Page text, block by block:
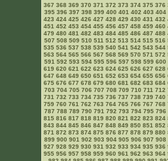
367 368 369 370 371 372 373 374 375 376
395 396 397 398 399 400 401 402 403 404
423 424 425 426 427 428 429 430 431 432
451 452 453 454 455 456 457 458 459 460
479 480 481 482 483 484 485 486 487 488
507 508 509 510 511 512 513 514 515 516
535 536 537 538 539 540 541 542 543 544
563 564 565 566 567 568 569 570 571 572
591 592 593 594 595 596 597 598 599 600
619 620 621 622 623 624 625 626 627 628
647 648 649 650 651 652 653 654 655 656
675 676 677 678 679 680 681 682 683 684
703 704 705 706 707 708 709 710 711 712
731 732 733 734 735 736 737 738 739 740
759 760 761 762 763 764 765 766 767 768
787 788 789 790 791 792 793 794 795 796
815 816 817 818 819 820 821 822 823 824
843 844 845 846 847 848 849 850 851 852
871 872 873 874 875 876 877 878 879 880
899 900 901 902 903 904 905 906 907 908
927 928 929 930 931 932 933 934 935 936
955 956 957 958 959 960 961 962 963 964